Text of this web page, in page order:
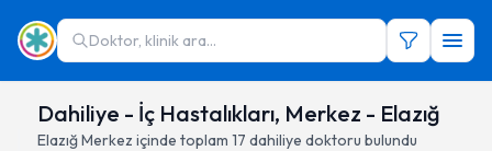
Doktor, klinik ara...
Dahiliye - İç Hastalıkları, Merkez - Elazığ
ElazığMerkez içinde toplam 17 dahiliye doktoru bulundu